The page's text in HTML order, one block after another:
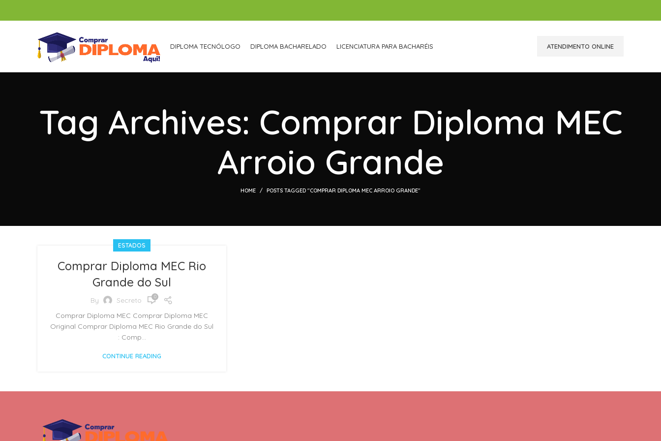
DIPLOMA TECNÓLOGO DIPLOMA BACHARELADO LICENCIATURA PARA BACHARÉIS ATENDIMENTO ONLINE
Tag Archives: Comprar Diploma MEC
Arroio Grande
HOME POSTS TAGGED "COMPRAR DIPLOMA MEC ARROIO GRANDE"
ESTADOS
Comprar Diploma MEC Rio
Grande do Sul
By Secreto 0
Comprar Diploma MEC Comprar Diploma MEC
Original Comprar Diploma MEC Rio Grande do Sul
: Comp...
CONTINUE READING